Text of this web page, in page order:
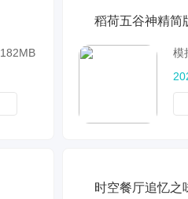
182MB
稻荷五谷神精简
模
时空餐厅追忆之